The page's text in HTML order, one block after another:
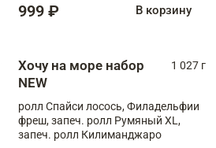
999 ₽ В корзину
Хочу на море набор
NEW
1 027 г
ролл Спайси лосось, Филадельфии
фреш, запеч. ролл Румяный XL,
запеч. ролл Килиманджаро